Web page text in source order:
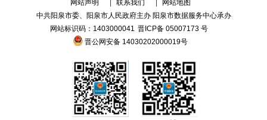
网站声明 联系我们
网站地图
中共阳泉市委、阳泉市人民政府主办 阳泉市数据服务中心承办
网站标识码：1403000041 晋ICP备 05007173 号
晋公网安备 14030202000019号